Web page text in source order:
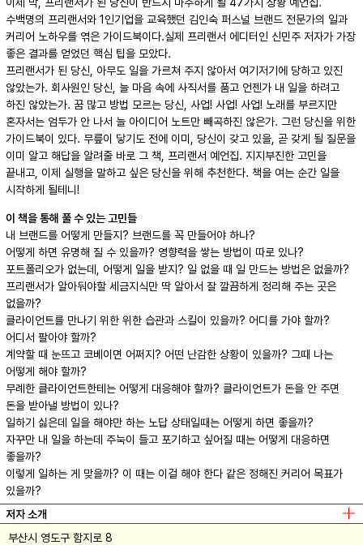
이제 막, 프리랜서가 된 당신이 반드시 마주하게 될 47가지 상황 예언집.
수백명의 프리랜서와 1인기업을 교육했던 김인숙 퍼스널 브랜드 전문가의 일과
커리어 노하우를 엮은 가이드북이다.실제 프리랜서 에디터인 신민주 저자가 가장
좋은 결과를 얻었던 핵심 팁을 모았다.
프리랜서가 된 당신, 아무도 일을 가르쳐 주지 않아서 여기저기에 당하고 있진
않았는가. 회사원인 당신, 늘 마음 속에 사직서를 품고 언젠가 내 일을 하려고
하진 않았는가. 꿈 많고 방법 모르는 당신, 사업! 사업! 사업! 노래를 부르지만
혼자서는 엄두가 안 나서 늘 아이디어 노트만 빼곡하진 않은가. 그런 당신을 위한
가이드북이 있다. 무릎이 닿기도 전에 이미, 당신이 갖고 있을, 곧 갖게 될 질문을
이미 알고 해답을 알려줄 바로 그 책, 프리랜서 예언집. 지지부진한 고민을
끝내고, 이제 실행을 말하고 싶은 당신을 위해 추천한다. 책을 여는 순간 일을
시작하게 될테니!
이 책을 통해 풀 수 있는 고민들
내 브랜드를 어떻게 만들지? 브랜드를 꼭 만들어야 하나?
어떻게 하면 유명해 질 수 있을까? 영향력을 쌓는 방법이 따로 있나?
포트폴리오가 없는데, 어떻게 일을 받지? 일 없을 때 일 만드는 방법은 없을까?
프리랜서가 알아둬야할 세금지식만 딱 알아서 잘 깔끔하게 정리해 주는 곳은
없을까?
클라이언트를 만나기 위한 위한 습관과 스킬이 있을까? 어디를 가야 할까?
어디서 팔아야 할까?
계약할 때 눈뜨고 코베이면 어쩌지? 어떤 난감한 상황이 있을까? 그때 나는
어떻게 해야 할까?
무례한 클라이언트한테는 어떻게 대응해야 할까? 클라이언트가 돈을 안 주면
돈을 받아낼 방법이 있나?
일하기 싫은데 일을 해야만 하는 노답 상태일때는 어떻게 하면 좋을까?
자꾸만 내 일을 하는데 주눅이 들고 포기하고 싶어질 때는 어떻게 대응하면
좋을까?
이렇게 일하는 게 맞을까? 이 때는 이걸 해야 한다 같은 정해진 커리어 목표가
있을까?
저자 소개
부산시 영도구 함지로 8